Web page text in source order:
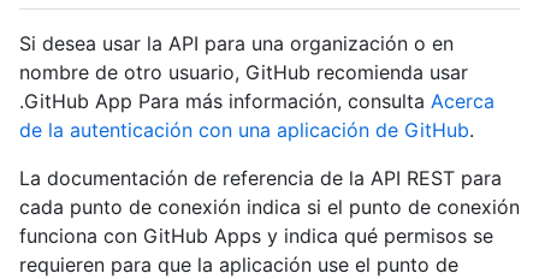
Si desea usar la API para una organización o en
nombre de otro usuario, GitHub recomienda usar
.GitHub App Para más información, consulta Acerca
de la autenticación con una aplicación de GitHub.
La documentación de referencia de la API REST para
cada punto de conexión indica si el punto de conexión
funciona con GitHub Apps y indica qué permisos se
requieren para que la aplicación use el punto de